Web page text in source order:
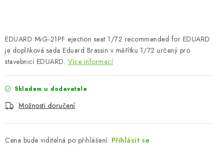
Velkoobchod (B2B)
FAQ Hromadná objednávka
EDUARD MiG-21PF ejection seat 1/72 recommended for EDUARD
je doplňková sada Eduard Brassin v měřítku 1/72 určený pro
stavebnici EDUARD. Více informací
Skladem u dodavatele
Možnosti doručení
Cena bude viditelná po přihlášení. Přihlásit se